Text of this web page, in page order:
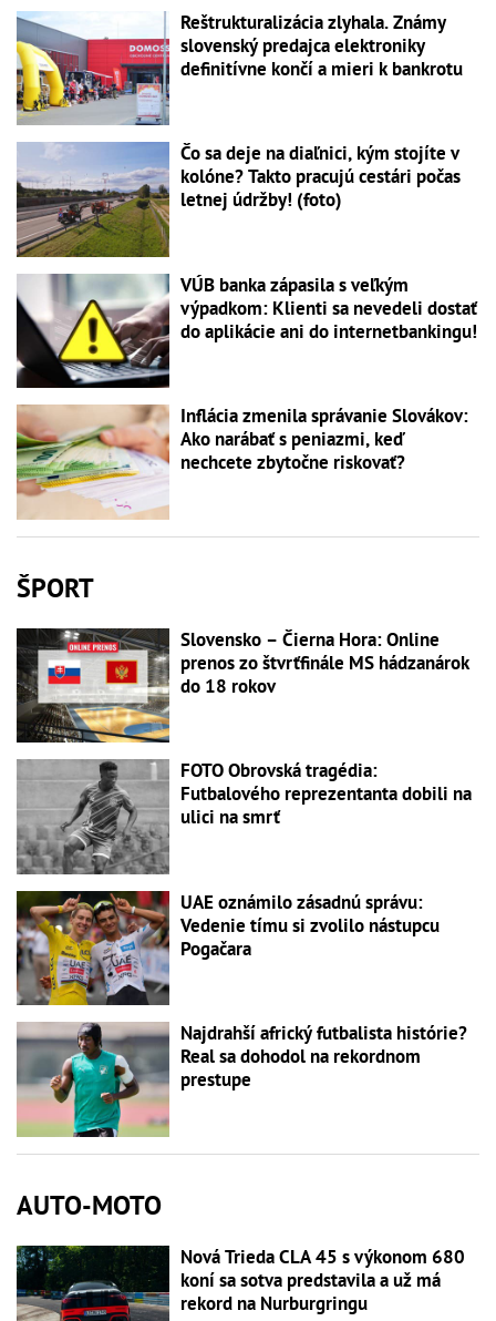
Reštrukturalizácia zlyhala. Známy
slovenský predajca elektroniky
definitívne končí a mieri k bankrotu
Čo sa deje na diaľnici, kým stojíte v
kolóne? Takto pracujú cestári počas
letnej údržby! (foto)
VÚB banka zápasila s veľkým
výpadkom: Klienti sa nevedeli dostať
do aplikácie ani do internetbankingu!
Inflácia zmenila správanie Slovákov:
Ako narábať s peniazmi, keď
nechcete zbytočne riskovať?
ŠPORT
Slovensko – Čierna Hora: Online
prenos zo štvrťfinále MS hádzanárok
do 18 rokov
FOTO Obrovská tragédia:
Futbalového reprezentanta dobili na
ulici na smrť
UAE oznámilo zásadnú správu:
Vedenie tímu si zvolilo nástupcu
Pogačara
Najdrahší africký futbalista histórie?
Real sa dohodol na rekordnom
prestupe
AUTO-MOTO
Nová Trieda CLA 45 s výkonom 680
koní sa sotva predstavila a už má
rekord na Nurburgringu